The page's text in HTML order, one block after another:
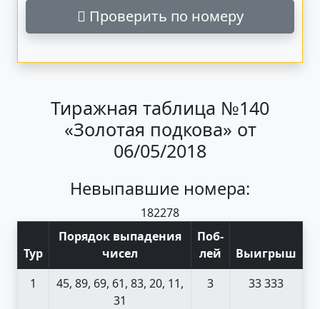
Проверить по номеру
Тиражная таблица №140
«Золотая подкова» от
06/05/2018
Невыпавшие номера:
182278
Тур
Порядок выпадения
чисел
Поб-
лей
Выигрыш
1
45, 89, 69, 61, 83, 20, 11,
31
3 33 333